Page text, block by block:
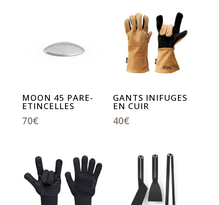
MOON 45 PARE-
ETINCELLES
70€
GANTS INIFUGES
EN CUIR
40€